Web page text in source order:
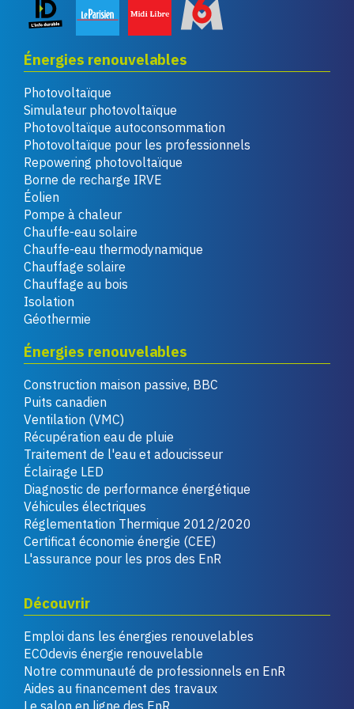
Énergies renouvelables
Photovoltaïque
Simulateur photovoltaïque
Photovoltaïque autoconsommation
Photovoltaïque pour les professionnels
Repowering photovoltaïque
Borne de recharge IRVE
Éolien
Pompe à chaleur
Chauffe-eau solaire
Chauffe-eau thermodynamique
Chauffage solaire
Chauffage au bois
Isolation
Géothermie
Énergies renouvelables
Construction maison passive, BBC
Puits canadien
Ventilation (VMC)
Récupération eau de pluie
Traitement de l'eau et adoucisseur
Éclairage LED
Diagnostic de performance énergétique
Véhicules électriques
Réglementation Thermique 2012/2020
Certificat économie énergie (CEE)
L'assurance pour les pros des EnR
Découvrir
Emploi dans les énergies renouvelables
ECOdevis énergie renouvelable
Notre communauté de professionnels en EnR
Aides au financement des travaux
Le salon en ligne des EnR